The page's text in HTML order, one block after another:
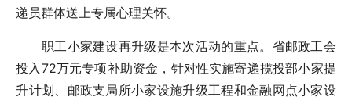
递员群体送上专属心理关怀。
职工小家建设再升级是本次活动的重点。省邮政工会
投入72万元专项补助资金，针对性实施寄递揽投部小家提
升计划、邮政支局所小家设施升级工程和金融网点小家设